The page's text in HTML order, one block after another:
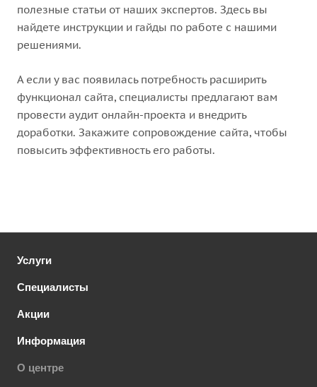
полезные статьи от наших экспертов. Здесь вы
найдете инструкции и гайды по работе с нашими
решениями.
А если у вас появилась потребность расширить
функционал сайта, специалисты предлагают вам
провести аудит онлайн-проекта и внедрить
доработки. Закажите сопровождение сайта, чтобы
повысить эффективность его работы.
Услуги
Специалисты
Акции
Информация
О центре